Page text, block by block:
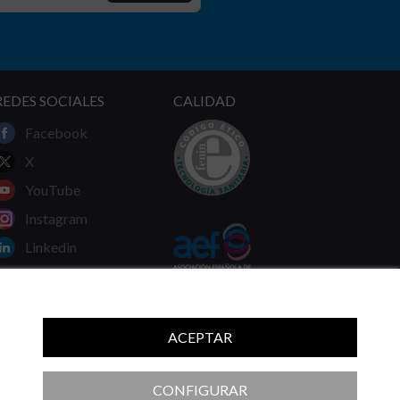
ACEPTAR
CONFIGURAR
SOCIALES
Facebook
X
YouTube
Instagram
Linkedin
CALIDAD
recomendaciones de su médico.